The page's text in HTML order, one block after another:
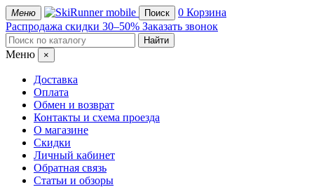
Меню mobile Поиск 0 Корзина
Распродажа скидки 30–50% Заказать звонок
Меню ×
Доставка
Оплата
Обмен и возврат
Контакты и схема проезда
О магазине
Скидки
Личный кабинет
Обратная связь
Статьи и обзоры